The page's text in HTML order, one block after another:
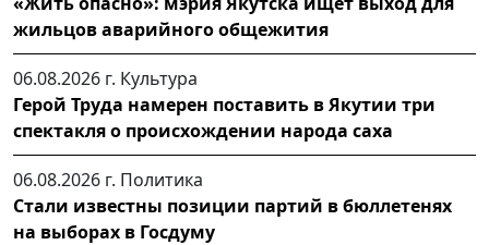
жильцов аварийного общежития
06.08.2026 г. Культура
Герой Труда намерен поставить в Якутии три
спектакля о происхождении народа саха
06.08.2026 г. Политика
Стали известны позиции партий в бюллетенях
на выборах в Госдуму